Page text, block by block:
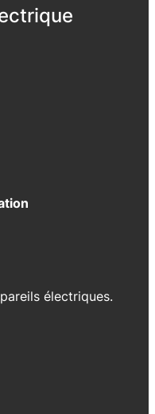
électriques.